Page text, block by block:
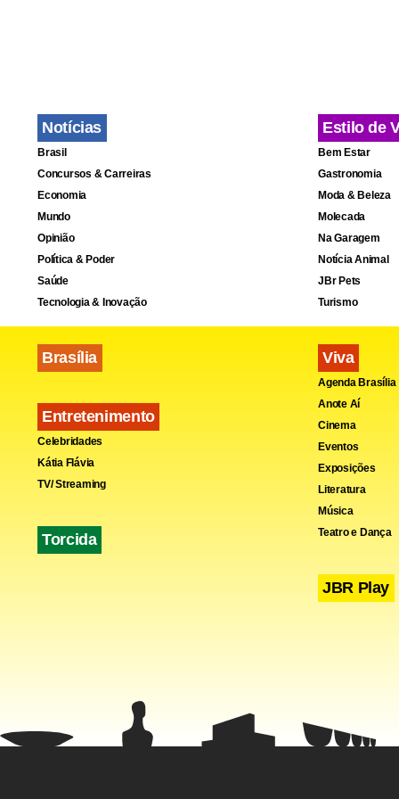
Notícias
Brasil
Concursos & Carreiras
Economia
Mundo
Opinião
Política & Poder
Saúde
Tecnologia & Inovação
Brasília
Entretenimento
Celebridades
Kátia Flávia
TV/ Streaming
Torcida
Estilo de
Bem Estar
Gastronomia
Moda & Beleza
Molecada
Na Garagem
Notícia Animal
JBr Pets
Turismo
Viva
Agenda Brasília
Anote Aí
Cinema
Eventos
Exposições
Literatura
Música
Teatro e Dança
JBR Play